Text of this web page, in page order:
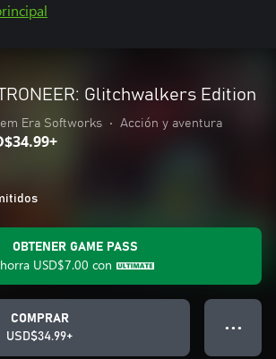
Glitchwalkers Edition
Era Softworks • Acción y aventura
OBTENER GAME PASS
USD$7.00 con
COMPRAR
USD$34.99+
● ● ●